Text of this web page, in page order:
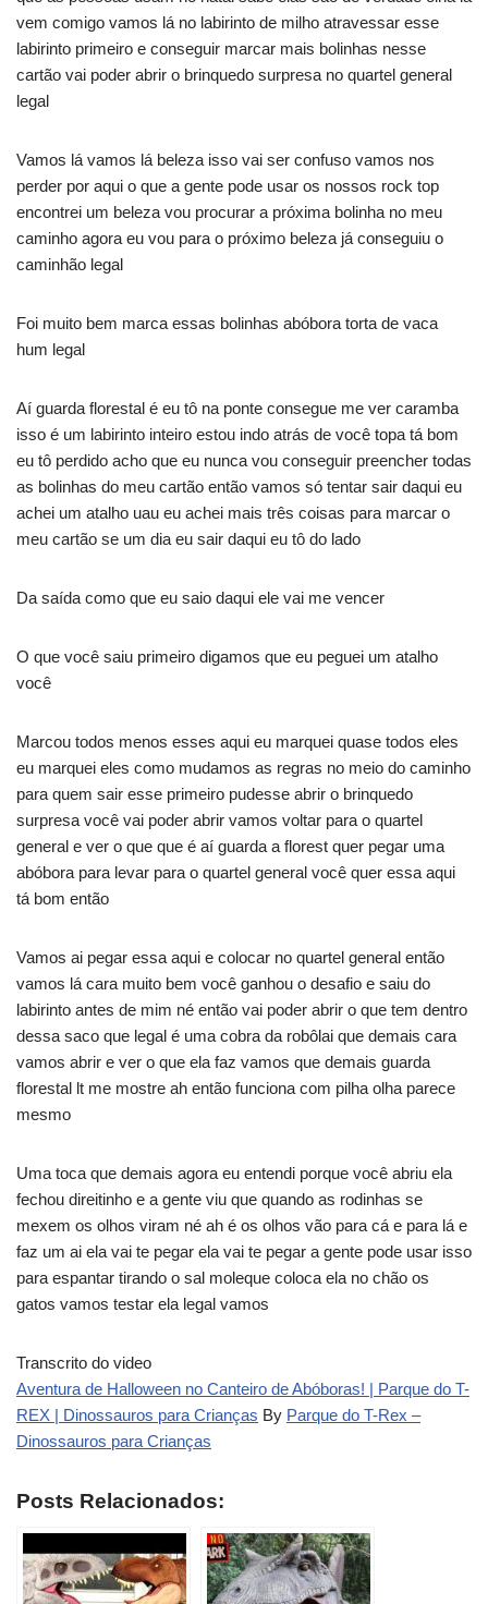
vem comigo vamos lá no labirinto de milho atravessar esse
labirinto primeiro e conseguir marcar mais bolinhas nesse
cartão vai poder abrir o brinquedo surpresa no quartel general
legal
Vamos lá vamos lá beleza isso vai ser confuso vamos nos
perder por aqui o que a gente pode usar os nossos rock top
encontrei um beleza vou procurar a próxima bolinha no meu
caminho agora eu vou para o próximo beleza já conseguiu o
caminhão legal
Foi muito bem marca essas bolinhas abóbora torta de vaca
hum legal
Aí guarda florestal é eu tô na ponte consegue me ver caramba
isso é um labirinto inteiro estou indo atrás de você topa tá bom
eu tô perdido acho que eu nunca vou conseguir preencher todas
as bolinhas do meu cartão então vamos só tentar sair daqui eu
achei um atalho uau eu achei mais três coisas para marcar o
meu cartão se um dia eu sair daqui eu tô do lado
Da saída como que eu saio daqui ele vai me vencer
O que você saiu primeiro digamos que eu peguei um atalho
você
Marcou todos menos esses aqui eu marquei quase todos eles
eu marquei eles como mudamos as regras no meio do caminho
para quem sair esse primeiro pudesse abrir o brinquedo
surpresa você vai poder abrir vamos voltar para o quartel
general e ver o que que é aí guarda a florest quer pegar uma
abóbora para levar para o quartel general você quer essa aqui
tá bom então
Vamos ai pegar essa aqui e colocar no quartel general então
vamos lá cara muito bem você ganhou o desafio e saiu do
labirinto antes de mim né então vai poder abrir o que tem dentro
dessa saco que legal é uma cobra da robôlai que demais cara
vamos abrir e ver o que ela faz vamos que demais guarda
florestal lt me mostre ah então funciona com pilha olha parece
mesmo
Uma toca que demais agora eu entendi porque você abriu ela
fechou direitinho e a gente viu que quando as rodinhas se
mexem os olhos viram né ah é os olhos vão para cá e para lá e
faz um ai ela vai te pegar ela vai te pegar a gente pode usar isso
para espantar tirando o sal moleque coloca ela no chão os
gatos vamos testar ela legal vamos
Transcrito do video
Aventura de Halloween no Canteiro de Abóboras! | Parque do T-
REX | Dinossauros para Crianças By Parque do T-Rex –
Dinossauros para Crianças
Posts Relacionados: